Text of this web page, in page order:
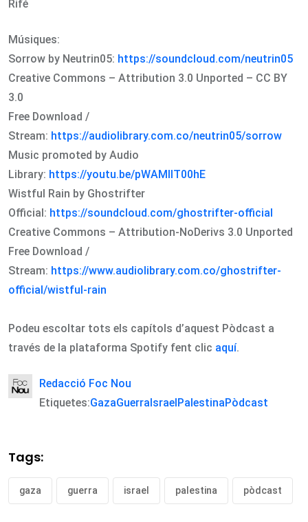
Rifé
Músiques:
Sorrow by Neutrin05: https://soundcloud.com/neutrin05
Creative Commons – Attribution 3.0 Unported – CC BY
3.0
Free Download /
Stream: https://audiolibrary.com.co/neutrin05/sorrow
Music promoted by Audio
Library: https://youtu.be/pWAMlIT00hE
Wistful Rain by Ghostrifter
Official: https://soundcloud.com/ghostrifter-official
Creative Commons – Attribution-NoDerivs 3.0 Unported
Free Download /
Stream: https://www.audiolibrary.com.co/ghostrifter-
official/wistful-rain
Podeu escoltar tots els capítols d’aquest Pòdcast a
través de la plataforma Spotify fent clic aquí.
Redacció Foc Nou
Etiquetes:GazaGuerra Israel PalestinaPòdcast
Tags:
gaza guerra israel palestina pòdcast